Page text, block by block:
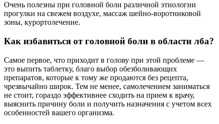
Очень полезны при головной боли различной этиологии
прогулки на свежем воздухе, массаж шейно-воротниковой
зоны, курортолечение.
Как избавиться от головной боли в области лба?
Самое первое, что приходит в голову при этой проблеме —
это выпить таблетку, благо выбор обезболивающих
препаратов, которые к тому же продаются без рецепта,
чрезвычайно широк. Тем не менее, самолечением заниматься
не стоит, гораздо эффективнее сходить на прием к врачу,
выяснить причину боли и получить назначения с учетом всех
особенностей вашего организма.